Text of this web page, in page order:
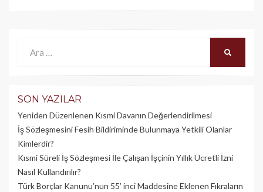
SON YAZILAR
Yeniden Düzenlenen Kısmi Davanın Değerlendirilmesi
İş Sözleşmesini Fesih Bildiriminde Bulunmaya Yetkili Olanlar
Kimlerdir?
Kısmi Süreli İş Sözleşmesi İle Çalışan İşçinin Yıllık Üc­retli İzni
Nasıl Kullandırılır?
Türk Borçlar Kanunu’nun 55’ inci Maddesine Eklenen Fıkraların